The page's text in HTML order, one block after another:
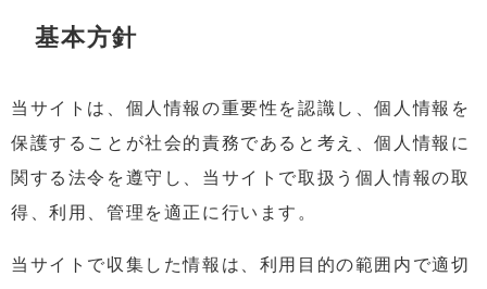
基本方針
当サイトは、個人情報の重要性を認識し、個人情報を
保護することが社会的責務であると考え、個人情報に
関する法令を遵守し、当サイトで取扱う個人情報の取
得、利用、管理を適正に行います。
当サイトで収集した情報は、利用目的の範囲内で適切